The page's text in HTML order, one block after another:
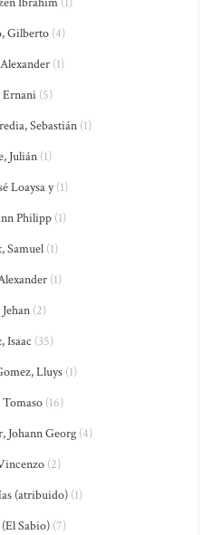
Gilberto (4)
(1)
(5)
Sebastián(1)
Julián(1)
Loaysa y(1)
Philipp(1)
Samuel(1)
(1)
(2)
Isaac (35)
Lluys(1)
(16)
Johann Georg (4)
(2)
(atribuido) (1)
Sabio) (7)